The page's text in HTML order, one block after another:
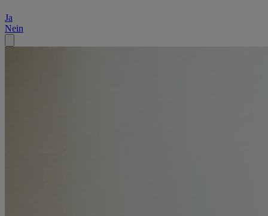
Ja
Nein